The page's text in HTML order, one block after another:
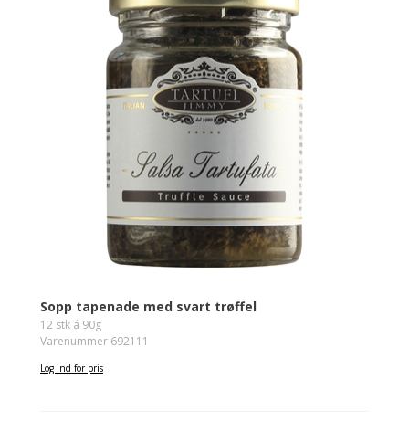
Sopp tapenade med svart trøffel
12 stk á 90g
Varenummer 692111
Log ind for pris